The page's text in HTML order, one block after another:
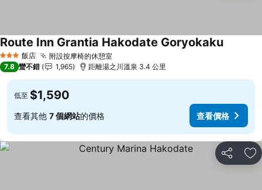
3 星級 飯店 附設按摩椅的休憩室
Route Inn Grantia Hakodate Goryokaku
7.8 蠻不錯 1,965 距離湯之川溫泉 3.4 公里
低至 $1,590
查看其他 7 個網站的價格 查看價格
分享 加